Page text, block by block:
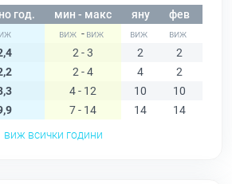
год. мин - макс яну фев
-
2 - 3 2 2
2 - 4 4 2
4 - 12 10 10
7 - 14 14 14
виж всички години